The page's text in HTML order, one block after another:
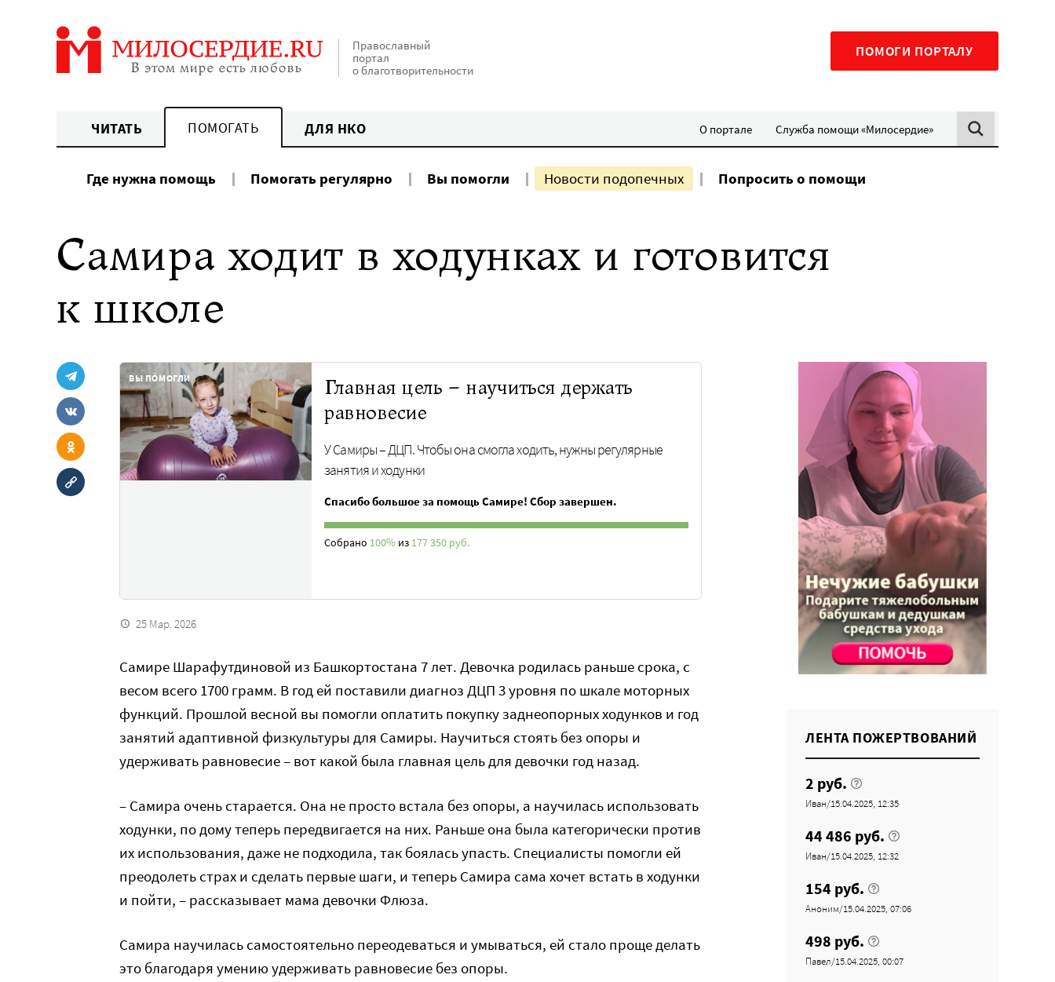
Православный
портал
о благотворительности
ПОМОГИ ПОРТАЛУ
ЧИТАТЬ ПОМОГАТЬ ДЛЯ НКО О портале Служба помощи «Милосердие»
Где нужна помощь Помогать регулярно Вы помогли Новости подопечных Попросить о помощи
Самира ходит в ходунках и готовится
к школе
Главная цель – научиться держать
равновесие
У Самиры – ДЦП. Чтобы она смогла ходить, нужны регулярные
занятия и ходунки
Спасибо большое за помощь Самире! Сбор завершен.
Собрано 100% из 177 350 руб.
ВЫ ПОМОГЛИ
25 Мар. 2026
Самире Шарафутдиновой из Башкортостана 7 лет. Девочка родилась раньше срока, с
весом всего 1700 грамм. В год ей поставили диагноз ДЦП 3 уровня по шкале моторных
функций. Прошлой весной вы помогли оплатить покупку заднеопорных ходунков и год
занятий адаптивной физкультуры для Самиры. Научиться стоять без опоры и
удерживать равновесие – вот какой была главная цель для девочки год назад.
– Самира очень старается. Она не просто встала без опоры, а научилась использовать
ходунки, по дому теперь передвигается на них. Раньше она была категорически против
их использования, даже не подходила, так боялась упасть. Специалисты помогли ей
преодолеть страх и сделать первые шаги, и теперь Самира сама хочет встать в ходунки
и пойти, – рассказывает мама девочки Флюза.
Самира научилась самостоятельно переодеваться и умываться, ей стало проще делать
это благодаря умению удерживать равновесие без опоры.
ЛЕНТА ПОЖЕРТВОВАНИЙ
2 руб.
Иван/15.04.2025, 12:35
44 486 руб.
Иван/15.04.2025, 12:32
154 руб.
Аноним/15.04.2025, 07:06
498 руб.
Павел/15.04.2025, 00:07